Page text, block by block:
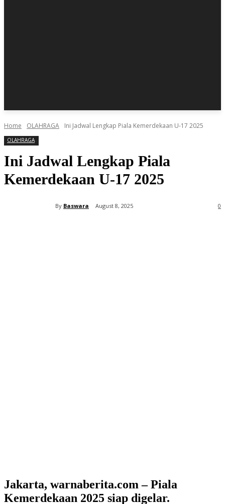
Home OLAHRAGA Ini Jadwal Lengkap Piala Kemerdekaan U-17 2025
OLAHRAGA
Ini Jadwal Lengkap Piala
Kemerdekaan U-17 2025
By Baswara August 8, 2025 0
Jakarta, warnaberita.com – Piala
Kemerdekaan 2025 siap digelar.